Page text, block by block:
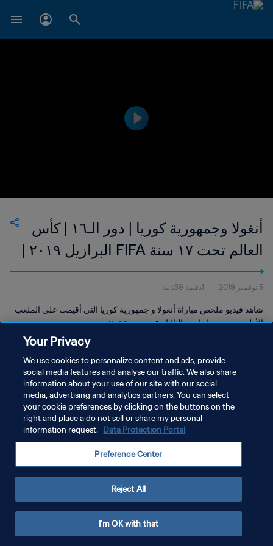
أنغولا وجمهورية كوريا | دور الـ١٦ | كأس
العالم تحت ١٧ سنة FIFA البرازيل ٢٠١٩ |
فيديو ملخص
5 نوفمبر 2019 1دقيقة 59ثانية
شاهد فيديو ملخص مباراة أنغولا و جمهورية كوريا التي أقيمت على الملعب
الأولمبي في غويانيا يوم الثلاثاء ٥ نوفمبر ٢٠١٩.
سياسة الخصوصية
إدارة تفضيلات ملفات تعريف الارتباط
Your Privacy
We use cookies to personalize content and ads, provide
social media features and analyse our traffic. We also share
information about your use of our site with our social
media, advertising and analytics partners. You can select
your cookie preferences by clicking on the buttons on the
right and place a do not sell or share my personal
information request. Data Protection Portal
Preference Center
Reject All
I'm OK with that